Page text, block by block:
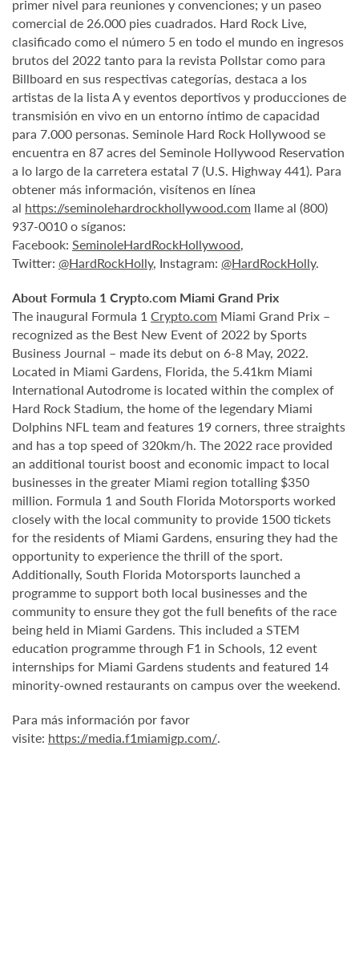
primer nivel para reuniones y convenciones; y un paseo
comercial de 26.000 pies cuadrados. Hard Rock Live,
clasificado como el número 5 en todo el mundo en ingresos
brutos del 2022 tanto para la revista Pollstar como para
Billboard en sus respectivas categorías, destaca a los
artistas de la lista A y eventos deportivos y producciones de
transmisión en vivo en un entorno íntimo de capacidad
para 7.000 personas. Seminole Hard Rock Hollywood se
encuentra en 87 acres del Seminole Hollywood Reservation
a lo largo de la carretera estatal 7 (U.S. Highway 441). Para
obtener más información, visítenos en línea
al https://seminolehardrockhollywood.com llame al (800)
937-0010 o síganos:
Facebook: SeminoleHardRockHollywood,
Twitter: @HardRockHolly, Instagram: @HardRockHolly.
About Formula 1 Crypto.com Miami Grand Prix
The inaugural Formula 1Crypto.com Miami Grand Prix –
recognized as the Best New Event of 2022 by Sports
Business Journal – made its debut on 6-8 May, 2022.
Located in Miami Gardens, Florida, the 5.41km Miami
International Autodrome is located within the complex of
Hard Rock Stadium, the home of the legendary Miami
Dolphins NFL team and features 19 corners, three straights
and has a top speed of 320km/h. The 2022 race provided
an additional tourist boost and economic impact to local
businesses in the greater Miami region totalling $350
million. Formula 1 and South Florida Motorsports worked
closely with the local community to provide 1500 tickets
for the residents of Miami Gardens, ensuring they had the
opportunity to experience the thrill of the sport.
Additionally, South Florida Motorsports launched a
programme to support both local businesses and the
community to ensure they got the full benefits of the race
being held in Miami Gardens. This included a STEM
education programme through F1 in Schools, 12 event
internships for Miami Gardens studentsand featured 14
minority-owned restaurants on campus over the weekend.
Para más información por favor
visite: https://media.f1miamigp.com/.